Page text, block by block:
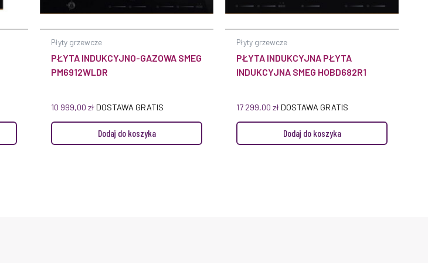
Płyty grzewcze
PŁYTA INDUKCYJNO-GAZOWA SMEG
PM6912WLDR
10 999,00złDOSTAWA GRATIS
Dodaj do koszyka
Płyty grzewcze
PŁYTA INDUKCYJNA PŁYTA
INDUKCYJNA SMEG HOBD682R1
17 299,00złDOSTAWA GRATIS
Dodaj do koszyka